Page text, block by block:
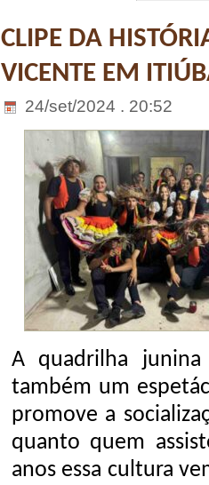
CLIPE DA
VICENTE EM
24/set/2024 . 20:52
A quadrilha
também um
promove a
quanto quem
anos essa cultura